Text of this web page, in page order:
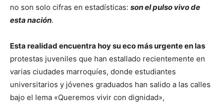
no son solo cifras en estadísticas: son el pulso vivo de
esta nación.
Esta realidad encuentra hoy su eco más urgente en las
protestas juveniles que han estallado recientemente en
varias ciudades marroquíes, donde estudiantes
universitarios y jóvenes graduados han salido a las calles
bajo el lema «Queremos vivir con dignidad»,